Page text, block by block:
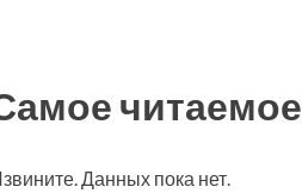
читаемое
Данных пока нет.